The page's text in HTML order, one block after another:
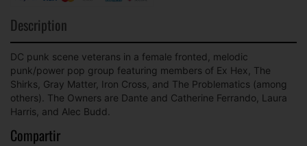
Description
DC punk scene veterans in a female fronted, melodic
punk/power pop group featuring members of Ex Hex, The
Shirks, Gray Matter, Iron Cross, and The Problematics (among
others). The Owners are Dante and Catherine Ferrando, Laura
Harris, and Alec Budd.
Compartir